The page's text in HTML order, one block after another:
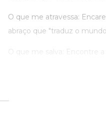
O que me atravessa:
abraço que "traduz o
O que me salva: Encontre